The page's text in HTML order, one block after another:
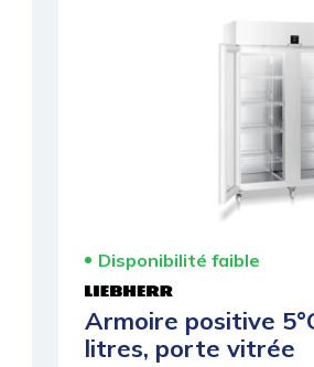
Disponibilité faible
Armoire positive
litres, porte vitrée